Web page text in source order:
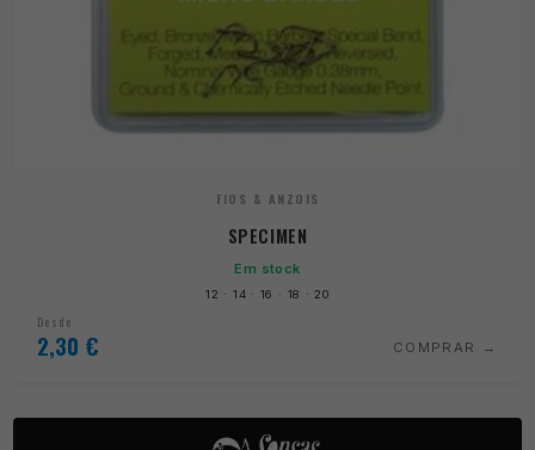
FIOS & ANZOIS
SPECIMEN
Em stock
12 · 14 · 16 · 18 · 20
Desde
2,30 € COMPRAR